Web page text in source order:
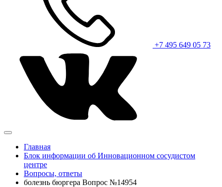
+7 495 649 05 73
Главная
Блок информации об Инновационном сосудистом
центре
Вопросы, ответы
болезнь бюргера Вопрос №14954